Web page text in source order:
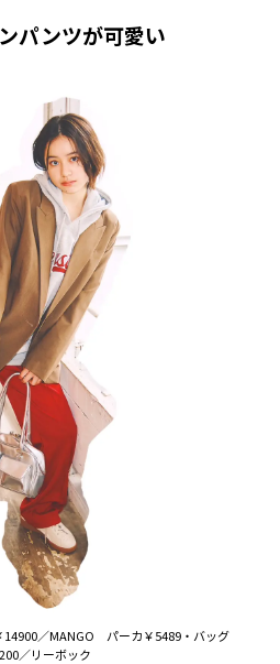
パンツが可愛い
／MANGO パーカ￥5489・バッグ
／リーボック